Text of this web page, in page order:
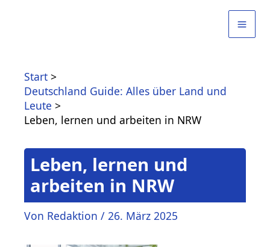
Start
Deutschland Guide: Alles über Land und
Leute
Leben, lernen und arbeiten in NRW
Leben, lernen und
arbeiten in NRW
Von Redaktion / 26. März 2025